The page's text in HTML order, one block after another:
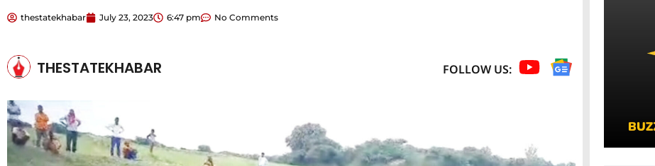
thestatekhabar July 23, 2023 6:47 pm No Comments
THESTATEKHABAR FOLLOW US: